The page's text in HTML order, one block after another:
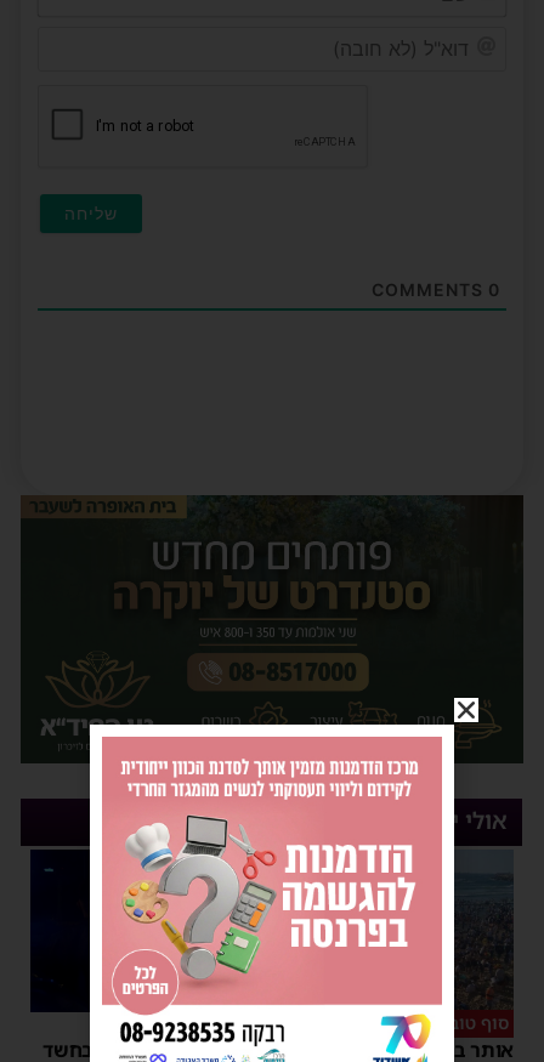
0
אולי יעניין אותך
סוף טוב
אותר בחור הישיבה שנעדר
סגירת מעגל מהירה
המשטרה עצרה קטין בחשד